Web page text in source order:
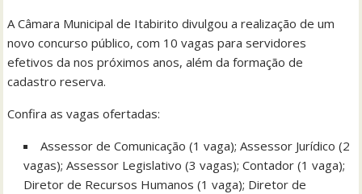
A Câmara Municipal de Itabirito divulgou a realização de um
novo concurso público, com 10 vagas para servidores
efetivos da nos próximos anos, além da formação de
cadastro reserva.
Confira as vagas ofertadas:
Assessor de Comunicação (1 vaga); Assessor Jurídico (2
vagas); Assessor Legislativo (3 vagas); Contador (1 vaga);
Diretor de Recursos Humanos (1 vaga); Diretor de